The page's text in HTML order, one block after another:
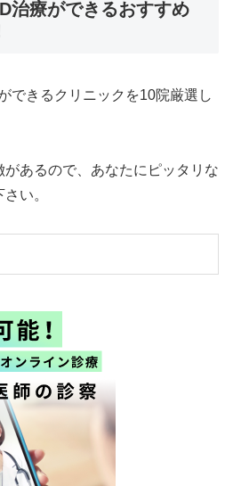
治療ができるおすすめ
できるクリニックを10院厳選し
あるので、あなたにピッタリな
い。